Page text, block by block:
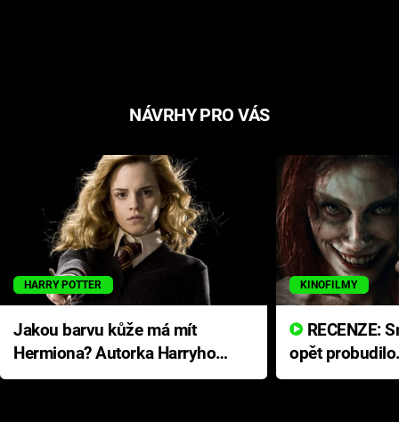
NÁVRHY PRO VÁS
HARRY POTTER
Jakou barvu kůže má mít
Hermiona? Autorka Harryho
Pottera přišla s ráznou
KINOFILMY
opět
přichází s